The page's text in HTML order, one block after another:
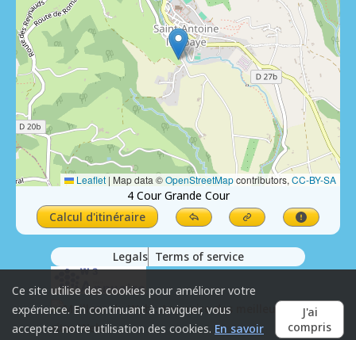
Leaflet | Map data ©OpenStreetMapcontributors, CC-BY-SA
4 Cour Grande Cour
Calcul d'itinéraire
Legals Terms of service
Ce site utilise des cookies pour améliorer votre
expérience. En continuant à naviguer, vous
acceptez notre utilisation des cookies. En savoir
J'ai
compris